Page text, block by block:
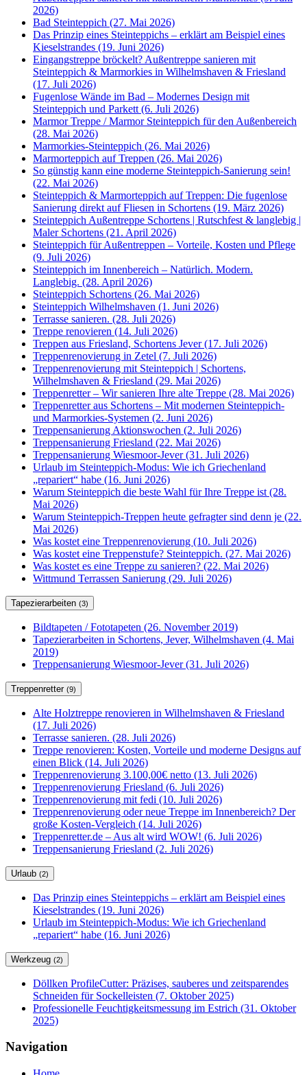
2026)
Bad Steinteppich (27. Mai 2026)
Das Prinzip eines Steinteppichs – erklärt am Beispiel eines
Kieselstrandes (19. Juni 2026)
Eingangstreppe bröckelt? Außentreppe sanieren mit
Steinteppich & Marmorkies in Wilhelmshaven & Friesland
(17. Juli 2026)
Fugenlose Wände im Bad – Modernes Design mit
Steinteppich und Parkett (6. Juli 2026)
Marmor Treppe / Marmor Steinteppich für den Außenbereich
(28. Mai 2026)
Marmorkies-Steinteppich (26. Mai 2026)
Marmorteppich auf Treppen (26. Mai 2026)
So günstig kann eine moderne Steinteppich-Sanierung sein!
(22. Mai 2026)
Steinteppich & Marmorteppich auf Treppen: Die fugenlose
Sanierung direkt auf Fliesen in Schortens (19. März 2026)
Steinteppich Außentreppe Schortens | Rutschfest & langlebig |
Maler Schortens (21. April 2026)
Steinteppich für Außentreppen – Vorteile, Kosten und Pflege
(9. Juli 2026)
Steinteppich im Innenbereich – Natürlich. Modern.
Langlebig. (28. April 2026)
Steinteppich Schortens (26. Mai 2026)
Steinteppich Wilhelmshaven (1. Juni 2026)
Terrasse sanieren. (28. Juli 2026)
Treppe renovieren (14. Juli 2026)
Treppen aus Friesland, Schortens Jever (17. Juli 2026)
Treppenrenovierung in Zetel (7. Juli 2026)
Treppenrenovierung mit Steinteppich | Schortens,
Wilhelmshaven & Friesland (29. Mai 2026)
Treppenretter – Wir sanieren Ihre alte Treppe (28. Mai 2026)
Treppenretter aus Schortens – Mit modernen Steinteppich-
und Marmorkies-Systemen (2. Juni 2026)
Treppensanierung Aktionswochen (2. Juli 2026)
Treppensanierung Friesland (22. Mai 2026)
Treppensanierung Wiesmoor-Jever (31. Juli 2026)
Urlaub im Steinteppich-Modus: Wie ich Griechenland
„repariert“ habe (16. Juni 2026)
Warum Steinteppich die beste Wahl für Ihre Treppe ist (28.
Mai 2026)
Warum Steinteppich-Treppen heute gefragter sind denn je (22.
Mai 2026)
Was kostet eine Treppenrenovierung (10. Juli 2026)
Was kostet eine Treppenstufe? Steinteppich. (27. Mai 2026)
Was kostet es eine Treppe zu sanieren? (22. Mai 2026)
Wittmund Terrassen Sanierung (29. Juli 2026)
Tapezierarbeiten (3)
Bildtapeten / Fototapeten (26. November 2019)
Tapezierarbeiten in Schortens, Jever, Wilhelmshaven (4. Mai
2019)
Treppensanierung Wiesmoor-Jever (31. Juli 2026)
Treppenretter (9)
Alte Holztreppe renovieren in Wilhelmshaven & Friesland
(17. Juli 2026)
Terrasse sanieren. (28. Juli 2026)
Treppe renovieren: Kosten, Vorteile und moderne Designs auf
einen Blick (14. Juli 2026)
Treppenrenovierung 3.100,00€ netto (13. Juli 2026)
Treppenrenovierung Friesland (6. Juli 2026)
Treppenrenovierung mit fedi (10. Juli 2026)
Treppenrenovierung oder neue Treppe im Innenbereich? Der
große Kosten-Vergleich (14. Juli 2026)
Treppenretter.de – Aus alt wird WOW! (6. Juli 2026)
Treppensanierung Friesland (2. Juli 2026)
Urlaub (2)
Das Prinzip eines Steinteppichs – erklärt am Beispiel eines
Kieselstrandes (19. Juni 2026)
Urlaub im Steinteppich-Modus: Wie ich Griechenland
„repariert“ habe (16. Juni 2026)
Werkzeug (2)
Döllken ProfileCutter: Präzises, sauberes und zeitsparendes
Schneiden für Sockelleisten (7. Oktober 2025)
Professionelle Feuchtigkeitsmessung im Estrich (31. Oktober
2025)
Navigation